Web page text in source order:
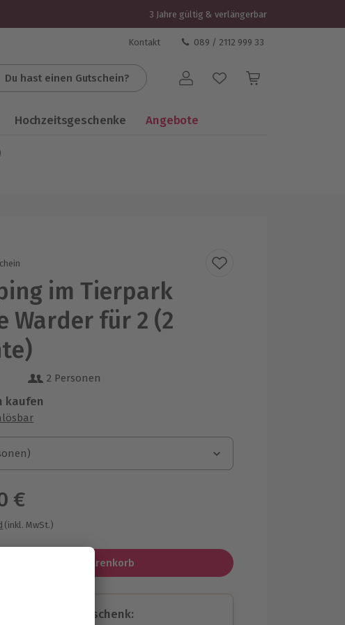
3 Jahre gültig & verlängerbar
Kontakt 089 / 2112 999 33
Du hast einen Gutschein? Benutzerkonto
Hochzeitsgeschenke Angebote
im Tierpark
Warder für 2 (2
5 aus 3 Bewertungen
2 Personen
kaufen
€
(inkl. MwSt.)
In den Warenkorb
passende Geschenk: